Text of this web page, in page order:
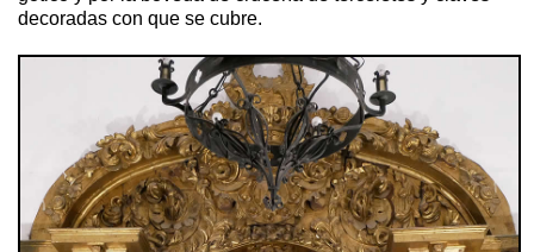
decoradas con que se cubre.